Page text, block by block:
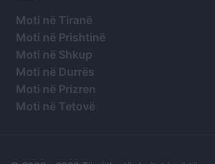
Moti në Tiranë
Moti në Prishtinë
Moti në Shkup
Moti në Durrës
Moti në Prizren
Moti në Tetovë